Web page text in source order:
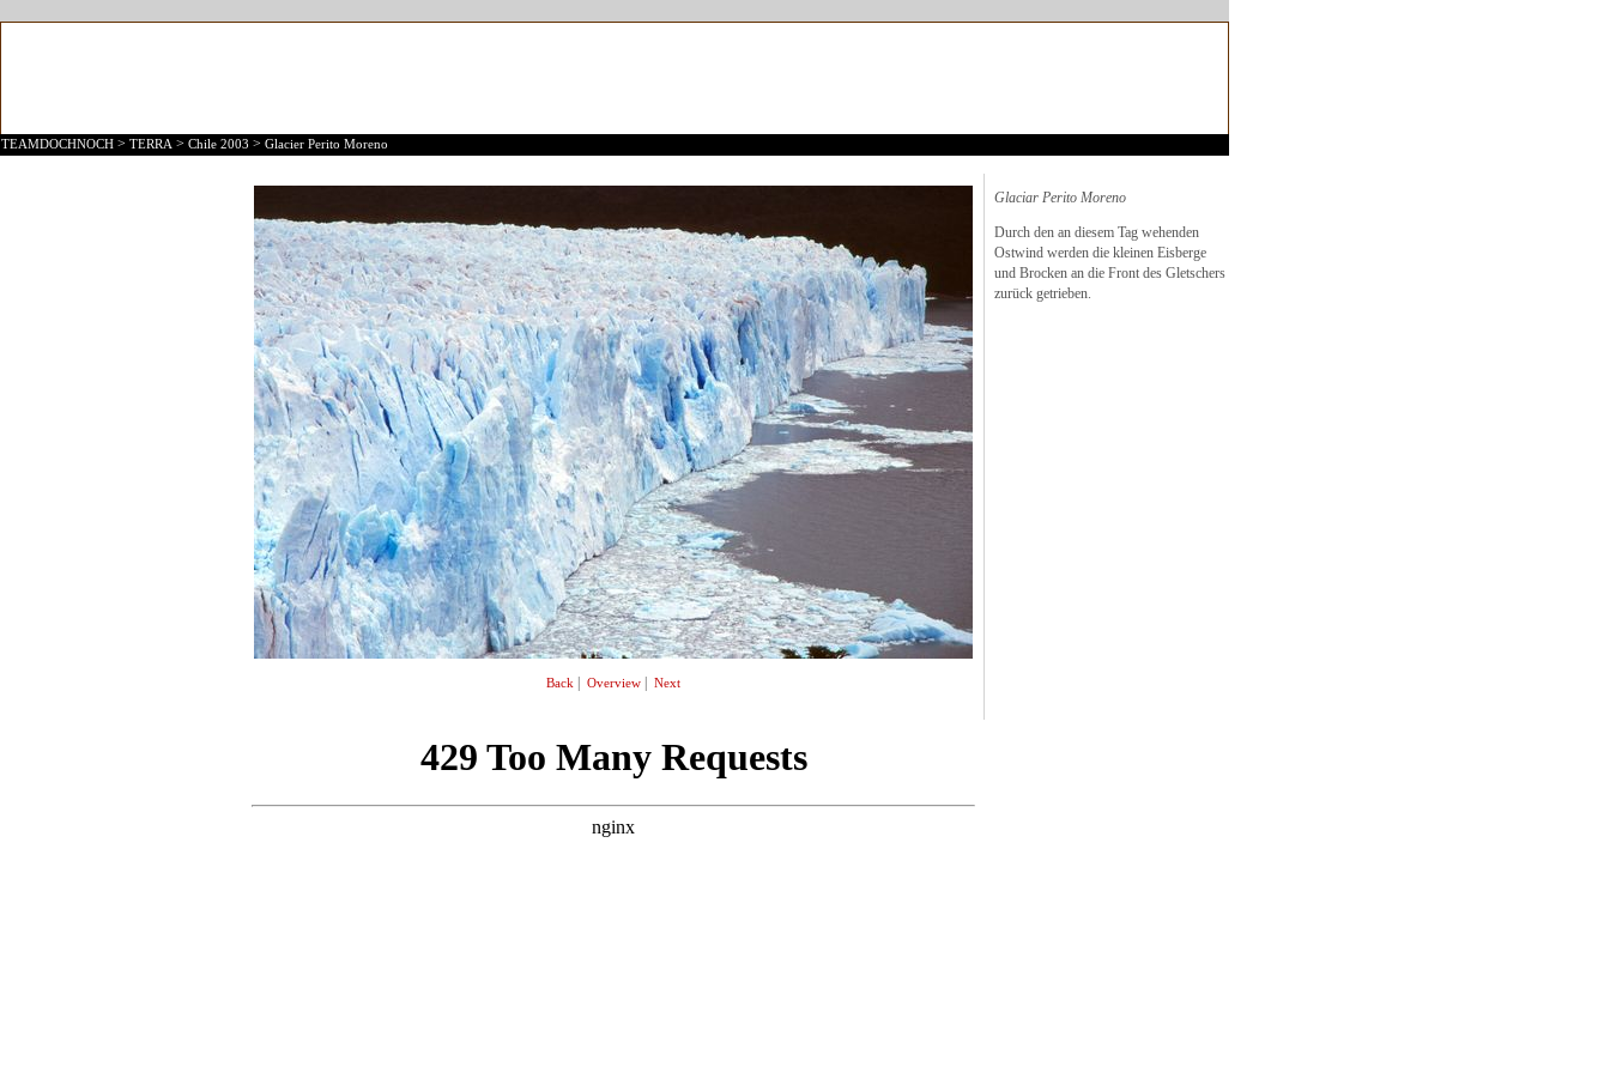
TEAMDOCHNOCH > TERRA > Chile 2003 > Glacier Perito Moreno
Glaciar Perito Moreno
Durch den an diesem Tag wehenden
Ostwind werden die kleinen Eisberge
und Brocken an die Front des Gletschers
zurück getrieben.
Back| Overview| Next